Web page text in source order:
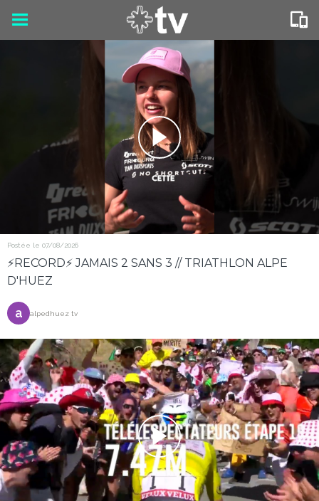
Postée le 07/08/2026
⚡️RECORD⚡️ JAMAIS 2 SANS 3 // TRIATHLON ALPE
D'HUEZ
a alpedhuez tv